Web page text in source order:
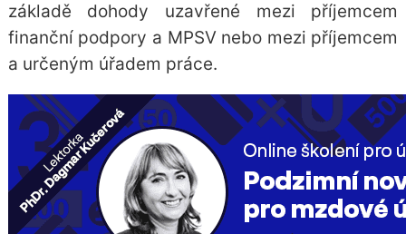
základě dohody uzavřené mezi příjemcem
finanční podpory a MPSV nebo mezi příjemcem
a určeným úřadem práce.